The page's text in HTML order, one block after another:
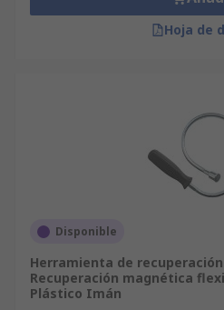
Hoja de
Disponible
Herramienta de recuperación
Recuperación magnética
Plástico Imán